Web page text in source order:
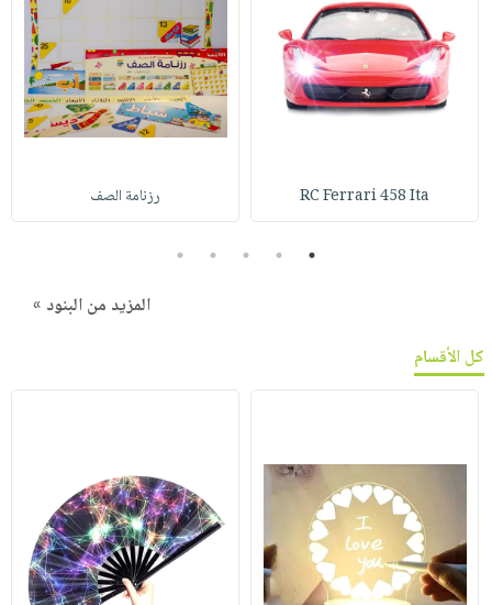
RC Ferrari 458 Ita رزنامة الصف
1
2
3
4
5
المزيد من البنود »
كل الأقسام